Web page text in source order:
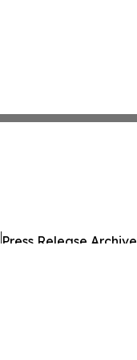
Press Release Archive